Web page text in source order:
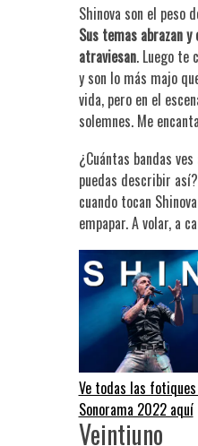
Shinova son el peso
Sus temas abrazan
atraviesan. Luego te
y son lo más majo
vida, pero en el
solemnes. Me
¿Cuántas bandas
puedas describir
cuando tocan
empapar. A volar, a
Ve todas las fotiques
Sonorama 2022 aquí
Veintiuno